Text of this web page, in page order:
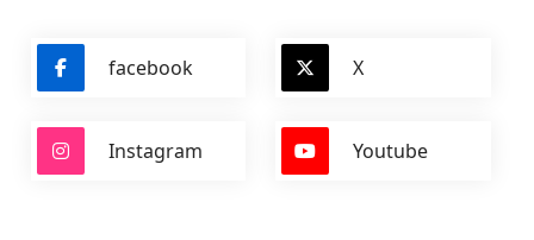
facebook X
Instagram Youtube